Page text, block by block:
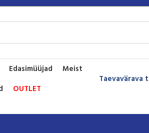
Edasimüüjad
Meist
OUTLET
Taevavärava